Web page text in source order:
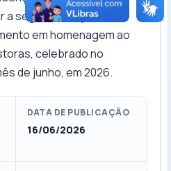
seguinte Moção de
em homenagem ao
celebrado no
de junho, em 2026.
DATA DE PUBLICAÇÃO
16/06/2026